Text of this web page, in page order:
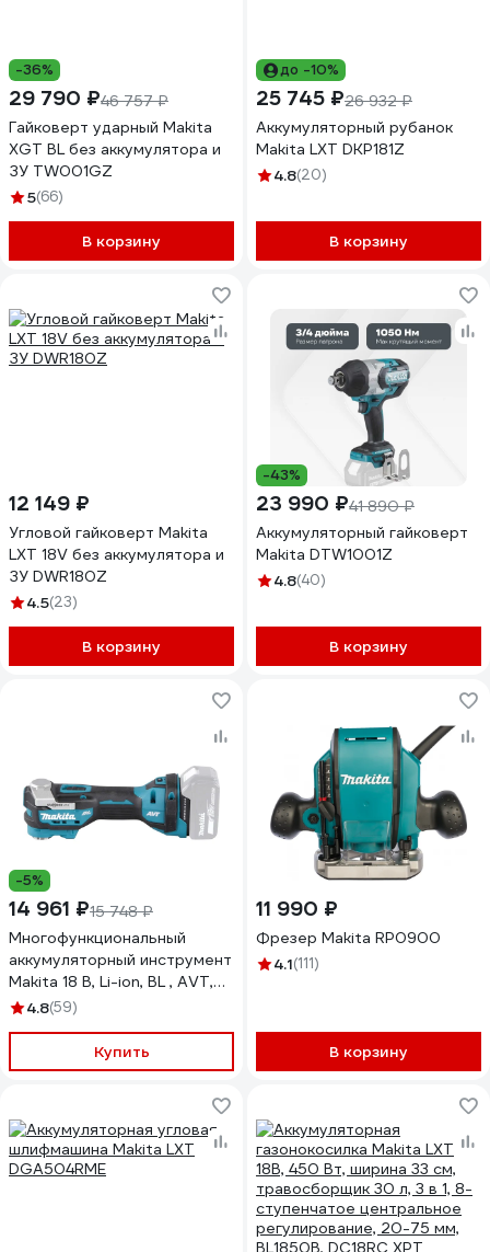
-36%
29 790 ₽46 757 ₽
Гайковерт ударный Makita
XGT BL без аккумулятора и
ЗУ TW001GZ
5(66)
В корзину
до -10%
25 745 ₽26 932 ₽
Аккумуляторный рубанок
Makita LXT DKP181Z
4.8(20)
В корзину
12 149 ₽
Угловой гайковерт Makita
LXT 18V без аккумулятора и
ЗУ DWR180Z
4.5(23)
В корзину
-43%
23 990 ₽41 890 ₽
Аккумуляторный гайковерт
Makita DTW1001Z
4.8(40)
В корзину
-5%
14 961 ₽15 748 ₽
Многофункциональный
аккумуляторный инструмент
Makita 18 В, Li-ion, BL , AVT,
XPT, STARLOCK, кор, б\акк и
4.8(59)
Купить
11 990 ₽
Фрезер Makita RP0900
4.1(111)
В корзину